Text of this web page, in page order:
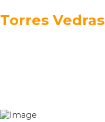
Torres Vedras